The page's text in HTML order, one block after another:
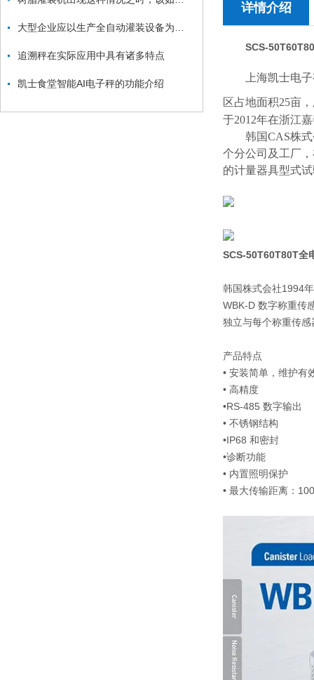
追溯秤在实际应用中具有诸多特点
凯士食堂智能AI电子秤的功能介绍
详情介绍
SCS-
上海凯士电
区占地面积25亩
于2012年在浙江
韩国CAS株
个分公司及工厂
的计量器具型式
SCS-50T60T80T全
韩国株式会社1994
WBK-D 数字称重传
独立与每个称重传
产品特点
• 安装简单，维护有
• 高精度
•RS-485 数字输出
• 不锈钢结构
•IP68 和密封
•诊断功能
• 内置照明保护
• 最大传输距离：